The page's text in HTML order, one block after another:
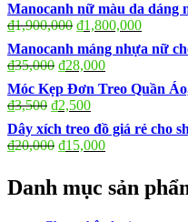
Manocanh nữ màu da dáng
₫1,900,000 ₫1,800,000
Manocanh máng nhựa nữ
₫35,000 ₫28,000
Móc Kẹp Đơn Treo Quần
₫3,500 ₫2,500
Dây xích treo đồ giá rẻ cho
₫20,000 ₫15,000
Danh mục sản